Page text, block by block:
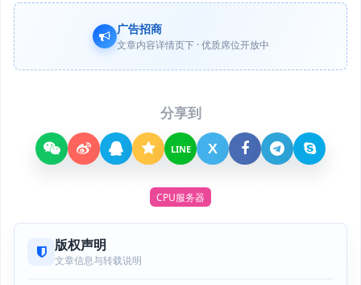
广告招商
文章内容详情页下 · 优质席位开放中
分享到
LINE X
CPU服务器
版权声明
文章信息与转载说明